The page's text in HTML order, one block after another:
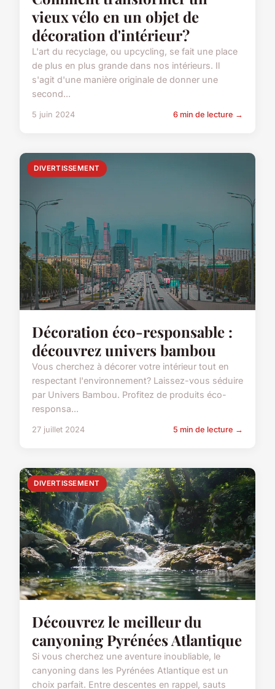
vieux vélo en un objet de
décoration d'intérieur?
L'art du recyclage, ou upcycling, se fait une place
de plus en plus grande dans nos intérieurs. Il
s'agit d'une manière originale de donner une
second...
5 juin 2024 6 min de lecture →
DIVERTISSEMENT
Décoration éco-responsable :
découvrez univers bambou
Vous cherchez à décorer votre intérieur tout en
respectant l'environnement? Laissez-vous séduire
par Univers Bambou. Profitez de produits éco-
responsa...
27 juillet 2024 5 min de lecture →
DIVERTISSEMENT
Découvrez le meilleur du
canyoning Pyrénées Atlantique
Si vous cherchez une aventure inoubliable, le
canyoning dans les Pyrénées Atlantique est un
choix parfait. Entre descentes en rappel, sauts